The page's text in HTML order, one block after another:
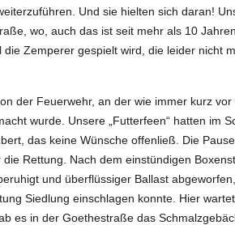
Und sie hielten sich daran!
wo, auch das ist seit mehr als 10
Zemperer gespielt wird, die leider nicht
der Feuerwehr, an der wie immer kurz
wurde. Unsere „Futterfeen“ hatten im
das keine Wünsche offenließ. Die
Rettung. Nach dem einstündigen
und überflüssiger Ballast
Siedlung einschlagen konnte. Hier
es in der Goethestraße das